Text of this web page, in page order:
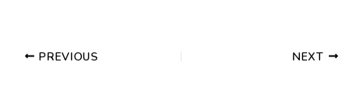
PREVIOUS NEXT